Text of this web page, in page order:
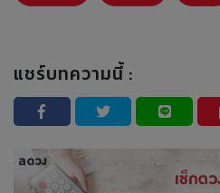
แชร์บทความนี้ :